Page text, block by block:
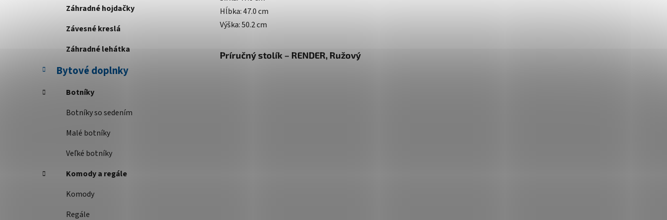
Záhradné hojdačky
Závesné kreslá
Záhradné lehátka
Bytové doplnky
Botníky
Botníky so sedením
Malé botníky
Veľké botníky
Komody a regále
Komody
Regále
Hĺbka: 47.0 cm
Výška: 50.2 cm
Príručný stolík – RENDER, Ružový